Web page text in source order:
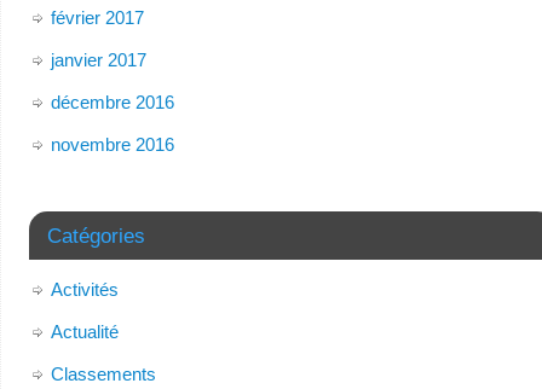
février 2017
janvier 2017
décembre 2016
novembre 2016
Catégories
Activités
Actualité
Classements